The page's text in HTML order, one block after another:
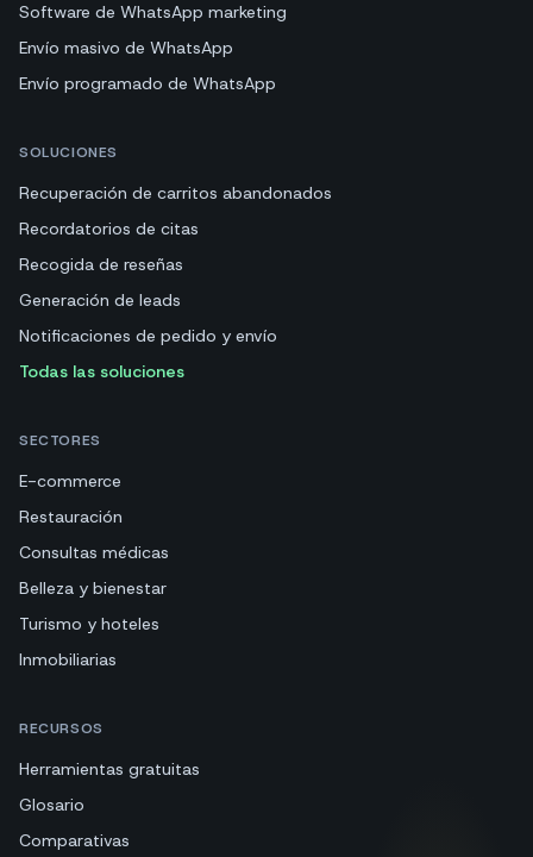
Software de WhatsApp marketing
Envío masivo de WhatsApp
Envío programado de WhatsApp
SOLUCIONES
Recuperación de carritos abandonados
Recordatorios de citas
Recogida de reseñas
Generación de leads
Notificaciones de pedido y envío
Todas las soluciones
SECTORES
E-commerce
Restauración
Consultas médicas
Belleza y bienestar
Turismo y hoteles
Inmobiliarias
RECURSOS
Herramientas gratuitas
Glosario
Comparativas